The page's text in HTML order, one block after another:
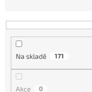
p
Na skladě 171
Akce 0